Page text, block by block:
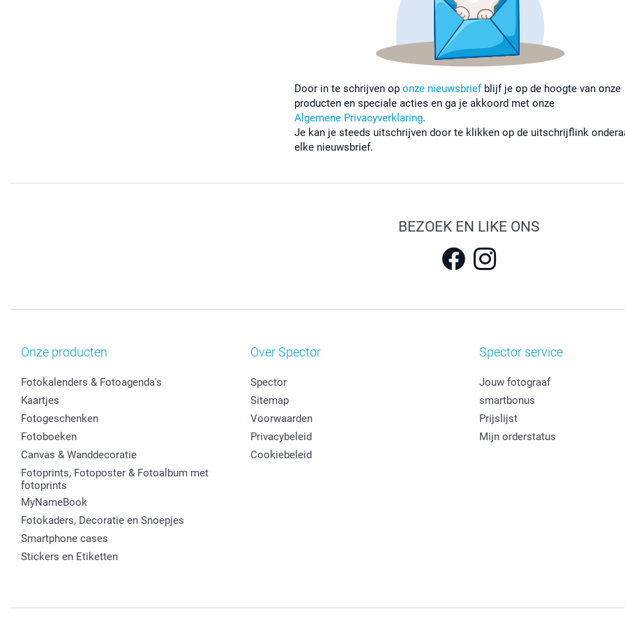
Door in te schrijven op onze nieuwsbriefblijf je op de hoogte van onze
producten en speciale acties en ga je akkoord met onze
Algemene Privacyverklaring.
Je kan je steeds uitschrijven door te klikken op de uitschrijflink
elke nieuwsbrief.
BEZOEK EN LIKE ONS
Onze producten
Fotokalenders & Fotoagenda's
Kaartjes
Fotogeschenken
Fotoboeken
Canvas & Wanddecoratie
Fotoprints, Fotoposter & Fotoalbum met
fotoprints
MyNameBook
Fotokaders, Decoratie en Snoepjes
Smartphone cases
Stickers en Etiketten
Over Spector
Spector
Sitemap
Voorwaarden
Privacybeleid
Cookiebeleid
Spector service
Jouw fotograaf
smartbonus
Prijslijst
Mijn orderstatus